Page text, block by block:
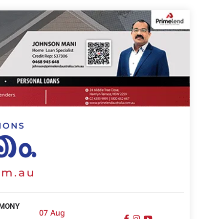
07 Aug